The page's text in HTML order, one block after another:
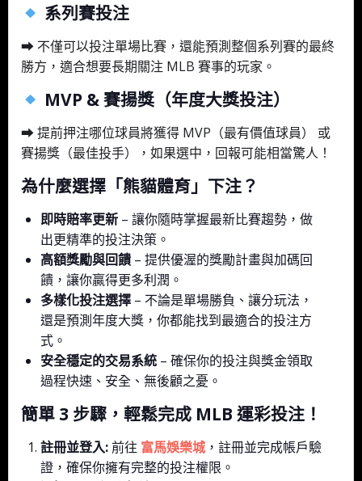
系列賽投注
➡ 不僅可以投注單場比賽，還能預測整個系列賽的最終
勝方，適合想要長期關注 MLB 賽事的玩家。
MVP & 賽揚獎（年度大獎投注）
➡ 提前押注哪位球員將獲得 MVP（最有價值球員） 或
賽揚獎（最佳投手），如果選中，回報可能相當驚人！
為什麼選擇「熊貓體育」下注？
即時賠率更新 – 讓你隨時掌握最新比賽趨勢，做
出更精準的投注決策。
高額獎勵與回饋 – 提供優渥的獎勵計畫與加碼回
饋，讓你贏得更多利潤。
多樣化投注選擇 – 不論是單場勝負、讓分玩法，
還是預測年度大獎，你都能找到最適合的投注方
式。
安全穩定的交易系統 – 確保你的投注與獎金領取
過程快速、安全、無後顧之憂。
簡單 3 步驟，輕鬆完成 MLB 運彩投注！
註冊並登入:前往 富馬娛樂城 ，註冊並完成帳戶驗
證，確保你擁有完整的投注權限。